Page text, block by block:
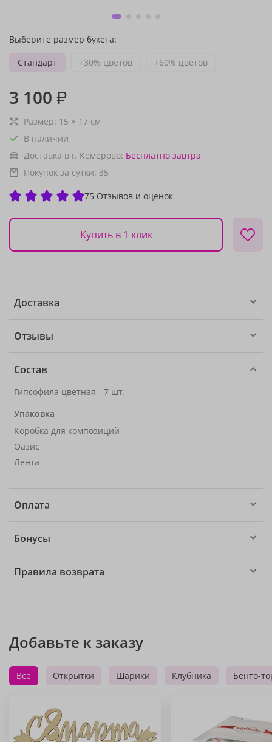
Выберите размер букета:
Стандарт
+30% цветов +60% цветов
3 100 ₽
Размер: 15 × 17 см
В наличии
Доставка в г. Кемерово: Бесплатно завтра
Покупок за сутки: 35
75 Отзывов и оценок
Купить в 1 клик
Доставка
Отзывы
Состав
Гипсофила цветная - 7 шт.
Упаковка
Коробка для композиций
Оазис
Лента
Оплата
Бонусы
Правила возврата
Добавьте к заказу
Все Открытки Шарики Клубника Бенто-